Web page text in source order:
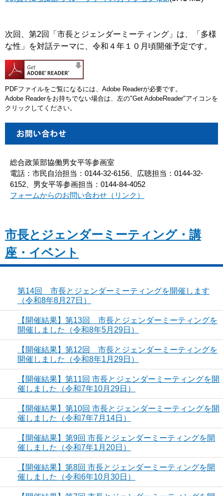
次回、第2回「市長とジェンダーミーティング」は、「多様
な性」を対話テーマに、令和４年１０月頃開催予定です。
PDFファイルをご覧になるには、Adobe Readerが必要です。
Adobe Readerをお持ちでない場合は、左の"Get AdobeReader"アイコンを
クリックしてください。
総合政策部協働男女平等参画室
電話：市民自治担当：0144-32-6156、広聴担当：0144-32-
6152、男女平等参画担当：0144-84-4052
フォームからのお問い合わせ（リンク）
市長とジェンダーミーティング・講
座・イベント
第14回 市長とジェンダーミーティングを開催します
（令和8年8月27日）
【開催結果】第13回 市長とジェンダーミーティングを
開催しました（令和8年5月29日）
【開催結果】第12回 市長とジェンダーミーティングを
開催しました（令和8年1月29日）
【開催結果】第11回 市長とジェンダーミーティングを開
催しました（令和7年10月29日）
【開催結果】第10回 市長とジェンダーミーティングを開
催しました（令和7年7月14日）
【開催結果】第9回 市長とジェンダーミーティングを開
催しました（令和7年1月20日）
【開催結果】第8回 市長とジェンダーミーティングを開
催しました（令和6年10月30日）